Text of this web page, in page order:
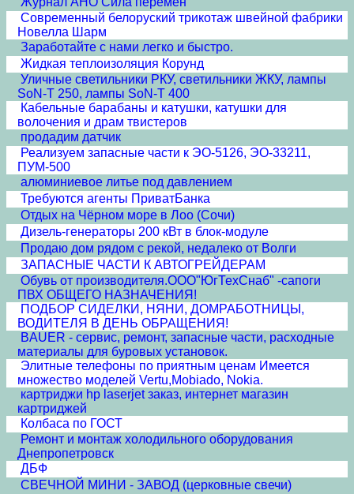
Современный белоруский трикотаж швейной фабрики
Новелла Шарм
Заработайте с нами легко и быстро.
Жидкая теплоизоляция Корунд
Уличные светильники РКУ, светильники ЖКУ, лампы
SoN-T 250, лампы SoN-T 400
Кабельные барабаны и катушки, катушки для
волочения и драм твистеров
продадим датчик
Реализуем запасные части к ЭО-5126, ЭО-33211,
ПУМ-500
алюминиевое литье под давлением
Требуются агенты ПриватБанка
Отдых на Чёрном море в Лоо (Сочи)
Дизель-генераторы 200 кВт в блок-модуле
Продаю дом рядом с рекой, недалеко от Волги
ЗАПАСНЫЕ ЧАСТИ К АВТОГРЕЙДЕРАМ
Обувь от производителя.ООО"ЮгТехСнаб" -сапоги
ПВХ ОБЩЕГО НАЗНАЧЕНИЯ!
ПОДБОР СИДЕЛКИ, НЯНИ, ДОМРАБОТНИЦЫ,
ВОДИТЕЛЯ В ДЕНЬ ОБРАЩЕНИЯ!
BAUER - сервис, ремонт, запасные части, расходные
материалы для буровых установок.
Элитные телефоны по приятным ценам Имеется
множество моделей Vertu,Mobiado, Nokia.
картриджи hp laserjet заказ, интернет магазин
картриджей
Колбаса по ГОСТ
Ремонт и монтаж холодильного оборудования
Днепропетровск
ДБФ
СВЕЧНОЙ МИНИ - ЗАВОД (церковные свечи)